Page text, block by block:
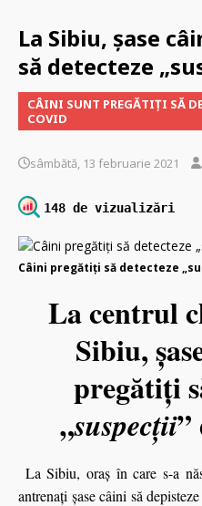
La Sibiu, şase
să detecteze
CÂINI SUNT PREGĂTIȚI SĂ
COVID
sâmbătă, 13 februarie 2021
148 de vizualizări
Câini pregătiți să detecteze
La centrul
Sibiu,
pregătiți
„suspecţii”
La Sibiu, oraş în care s-a
antrenaţi şase câini să